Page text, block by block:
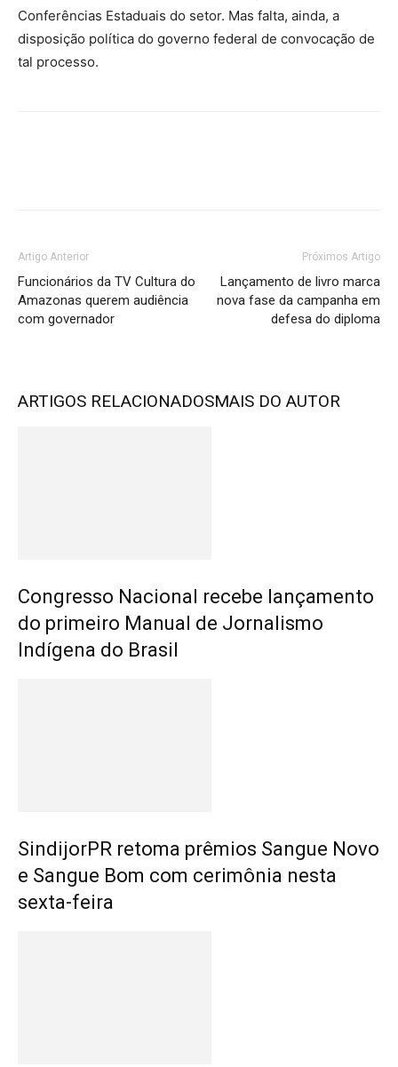
Conferências Estaduais do setor. Mas falta, ainda, a
disposição política do governo federal de convocação de
tal processo.
Artigo Anterior
Funcionários da TV Cultura do
Amazonas querem audiência
com governador
Próximos Artigo
Lançamento de livro marca
nova fase da campanha em
defesa do diploma
ARTIGOS RELACIONADOSMAIS DO AUTOR
Congresso Nacional recebe lançamento
do primeiro Manual de Jornalismo
Indígena do Brasil
SindijorPR retoma prêmios Sangue Novo
e Sangue Bom com cerimônia nesta
sexta-feira